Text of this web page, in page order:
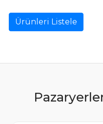
Ürünleri Listele